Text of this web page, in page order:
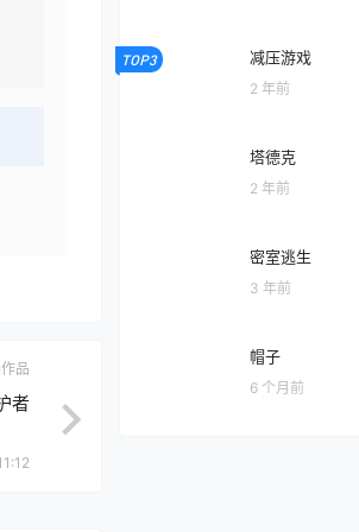
品
者
TOP3 减压游戏
2 年前
塔德克
2 年前
密室逃生
3 年前
帽子
6 个月前